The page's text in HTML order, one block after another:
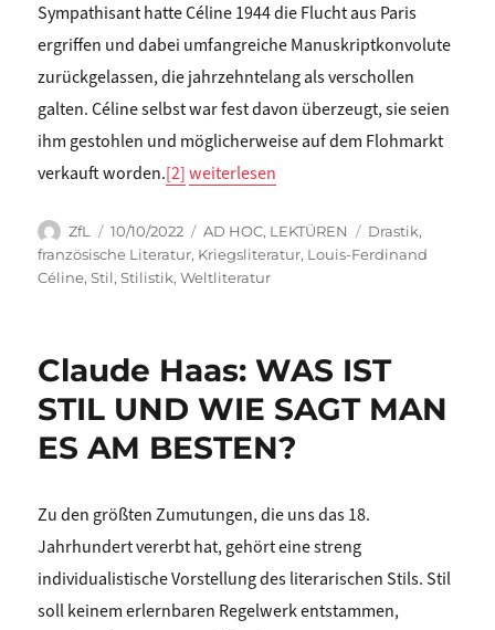
Sympathisant hatte Céline 1944 die Flucht aus Paris
ergriffen und dabei umfangreiche Manuskriptkonvolute
zurückgelassen, die jahrzehntelang als verschollen
galten. Céline selbst war fest davon überzeugt, sie seien
ihm gestohlen und möglicherweise auf dem Flohmarkt
verkauft worden.[2]„Claude Haas: Viel Lärm um alles. ÜBER
weiterlesen
Autor
ZfL
Veröffentlicht
am
10/10/2022 Kategorien
AD HOC, LEKTÜREN Schlagwörter
Drastik,
französische Literatur, Kriegsliteratur, Louis-Ferdinand
Céline,Stil,Stilistik,Weltliteratur
Claude Haas: WAS IST
STIL UND WIE SAGT MAN
ES AM BESTEN?
Zu den größten Zumutungen, die uns das 18.
Jahrhundert vererbt hat, gehört eine streng
individualistische Vorstellung des literarischen Stils. Stil
soll keinem erlernbaren Regelwerk entstammen,